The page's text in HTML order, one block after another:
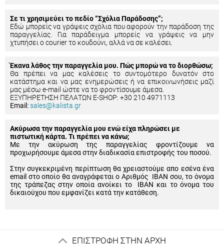
Σε τι χρησιμεύει το πεδίο “Σχόλια Παράδοσης”;
Εδώ μπορείς να γράψεις σχόλια που αφορούν την παράδοση της
παραγγελίας. Για παράδειγμα μπορείς να γράψεις να μην
χτυπήσει ο courier το κουδούνι, αλλά να σε καλέσει.
Έκανα λάθος την παραγγελία μου. Πώς μπορώ να το διορθώσω;
Θα πρέπει να μας καλέσεις το συντομότερο δυνατόν στο
κατάστημα και να μας ενημερώσεις ή να επικοινωνήσεις μαζί
μας μέσω e-mail ώστε να το φροντίσουμε άμεσα.
ΕΞΥΠΗΡΕΤΗΣΗ ΠΕΛΑΤΩΝ E-SHOP: +30 210 4971113
Email:sales@kalista.gr
Ακύρωσα την παραγγελία μου ενώ είχα πληρώσει με
πιστωτική κάρτα. Τι πρέπει να κάνω;
Με την ακύρωση της παραγγελίας φροντίζουμε να
προχωρήσουμε άμεσα στην διαδικασία επιστροφής του ποσού.
Στην συγκεκριμένη περίπτωση θα χρειαστούμε απο εσένα ένα
email στο οποίο θα αναγράφεται ο Αριθμός IBAN σου, το όνομα
της τράπεζας στην οποία ανοίκει το IBAN και το όνομα του
δικαιούχου που εμφανίζει κατά την κατάθεση.
ΕΠΙΣΤΡΟΦΗ ΣΤΗΝ ΑΡΧΗ